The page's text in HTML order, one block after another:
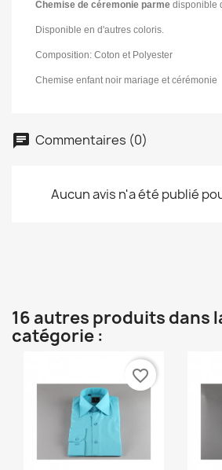
Chemise de céremonie parme disponible
Disponible en d'autres coloris.
Composition: Coton et Polyester
Chemise enfant noir mariage et cérémonie
Commentaires (0)
Aucun avis n'a été publié
16 autres produits dans
catégorie :
favorite_border